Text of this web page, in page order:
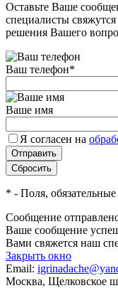
Оставьте Ваше
специалисты
решения Вашего
Ваш телефон*
Ваше имя
Я согласен на
* - Поля,
Сообщение
Ваше сообщение
Вами свяжется наш
Закрыть окно
Email:
Москва, Щелковское